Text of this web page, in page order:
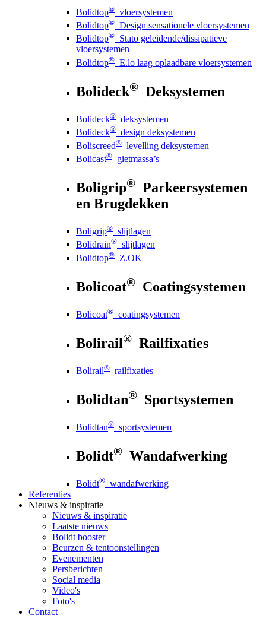
Bolidtop® vloersystemen
Bolidtop® Design sensationele vloersystemen
Bolidtop® Stato geleidende/dissipatieve
vloersystemen
Bolidtop® E.lo laag oplaadbare vloersystemen
Bolideck® Deksystemen
Bolideck® deksystemen
Bolideck® design deksystemen
Boliscreed® levelling deksystemen
Bolicast® gietmassa’s
Boligrip® Parkeersystemen
en Brugdekken
Boligrip® slijtlagen
Bolidrain® slijtlagen
Bolidtop® Z.OK
Bolicoat® Coatingsystemen
Bolicoat® coatingsystemen
Bolirail® Railfixaties
Bolirail® railfixaties
Bolidtan® Sportsystemen
Bolidtan® sportsystemen
Bolidt® Wandafwerking
Bolidt® wandafwerking
Referenties
Nieuws & inspiratie
Nieuws & inspiratie
Laatste nieuws
Bolidt booster
Beurzen & tentoonstellingen
Evenementen
Persberichten
Social media
Video's
Foto's
Contact